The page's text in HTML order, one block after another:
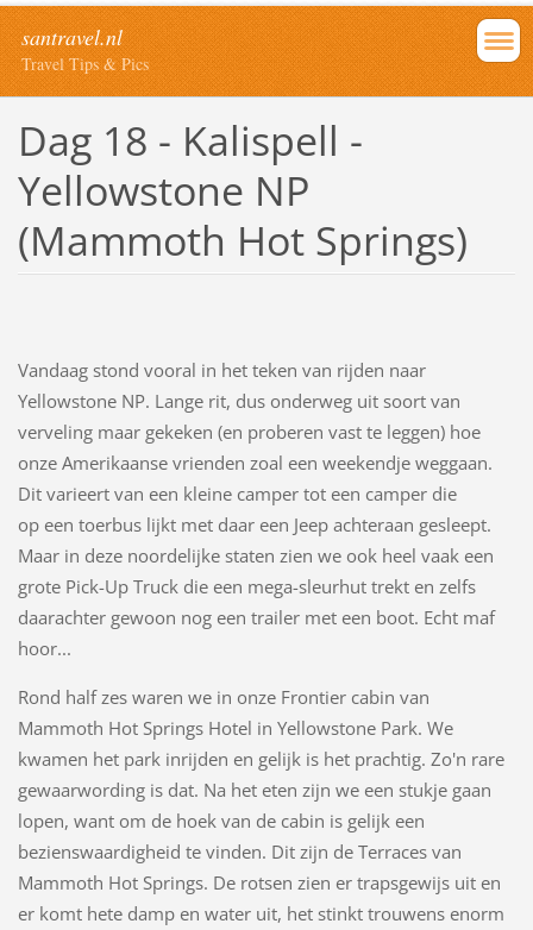
santravel.nl
Travel Tips & Pics
Dag 18 - Kalispell -
Yellowstone NP
(Mammoth Hot Springs)
Vandaag stond vooral in het teken van rijden naar
Yellowstone NP. Lange rit, dus onderweg uit soort van
verveling maar gekeken (en proberen vast te leggen) hoe
onze Amerikaanse vrienden zoal een weekendje weggaan.
Dit varieert van een kleine camper tot een camper die
op een toerbus lijkt met daar een Jeep achteraan gesleept.
Maar in deze noordelijke staten zien we ook heel vaak een
grote Pick-Up Truck die een mega-sleurhut trekt en zelfs
daarachter gewoon nog een trailer met een boot. Echt maf
hoor...
Rond half zes waren we in onze Frontier cabin van
Mammoth Hot Springs Hotel in Yellowstone Park. We
kwamen het park inrijden en gelijk is het prachtig. Zo'n rare
gewaarwording is dat. Na het eten zijn we een stukje gaan
lopen, want om de hoek van de cabin is gelijk een
bezienswaardigheid te vinden. Dit zijn de Terraces van
Mammoth Hot Springs. De rotsen zien er trapsgewijs uit en
er komt hete damp en water uit, het stinkt trouwens enorm